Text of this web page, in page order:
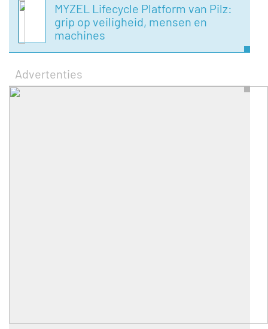
MYZEL Lifecycle Platform van Pilz:
grip op veiligheid, mensen en
machines
Advertenties